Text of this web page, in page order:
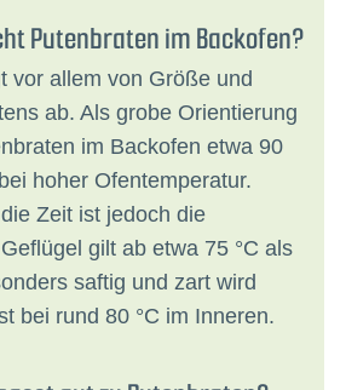
Putenbraten im Backofen?
vor allem von Größe und
ab. Als grobe Orientierung
im Backofen etwa 90
hoher Ofentemperatur.
Zeit ist jedoch die
gilt ab etwa 75 °C als
saftig und zart wird
bei rund 80 °C im Inneren.